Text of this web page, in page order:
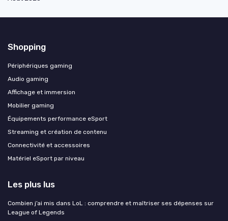
Shopping
Périphériques gaming
Audio gaming
Affichage et immersion
Mobilier gaming
Équipements performance eSport
Streaming et création de contenu
Connectivité et accessoires
Matériel eSport par niveau
Les plus lus
Combien j’ai mis dans LoL : comprendre et maîtriser ses dépenses sur
League of Legends